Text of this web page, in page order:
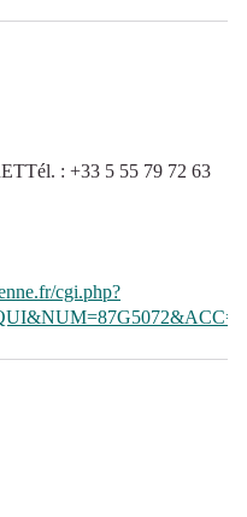
: +33 5 55 79 72 63
cgi.php?